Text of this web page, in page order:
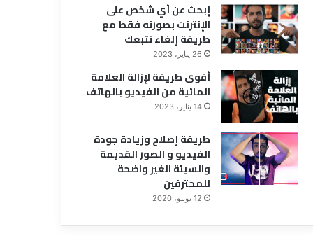
إبحث عن أي شخص على
الإنترنت بصورته فقط مع
طريقة إلغاء تتبعك
26 يناير، 2023
أقوى طريقة لإزالة العلامة
المائية من الفيديو بالهاتف
14 يناير، 2023
طريقة إصلاح وزيادة جودة
الفيديو و الصور القديمة
والسيئة الغير واضحة
للمحترفين
12 يونيو، 2020